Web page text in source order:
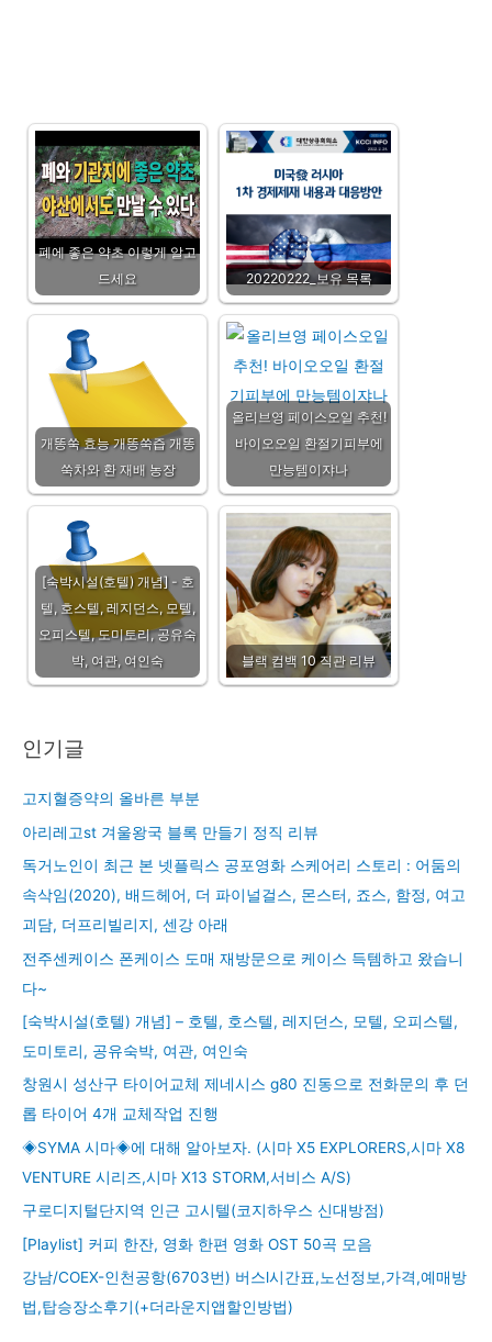
폐에 좋은 약초 이렇게 알고
드세요
20220222_보유 목록
개똥쑥 효능 개똥쑥즙 개똥
쑥차와 환 재배 농장
올리브영 페이스오일 추천!
바이오오일 환절기피부에
만능템이쟈나
[숙박시설(호텔) 개념] - 호
텔, 호스텔, 레지던스, 모텔,
오피스텔, 도미토리, 공유숙
박, 여관, 여인숙
블랙 컴백 10 직관 리뷰
인기글
고지혈증약의 올바른 부분
아리레고st 겨울왕국 블록 만들기 정직 리뷰
독거노인이 최근 본 넷플릭스 공포영화 스케어리 스토리 : 어둠의
속삭임(2020), 배드헤어, 더 파이널걸스, 몬스터, 죠스, 함정, 여고
괴담, 더프리빌리지, 센강 아래
전주센케이스 폰케이스 도매 재방문으로 케이스 득템하고 왔습니
다~
[숙박시설(호텔) 개념] – 호텔, 호스텔, 레지던스, 모텔, 오피스텔,
도미토리, 공유숙박, 여관, 여인숙
창원시 성산구 타이어교체 제네시스 g80 진동으로 전화문의 후 던
롭 타이어 4개 교체작업 진행
◈SYMA 시마◈에 대해 알아보자. (시마 X5 EXPLORERS,시마 X8
VENTURE 시리즈,시마 X13 STORM,서비스 A/S)
구로디지털단지역 인근 고시텔(코지하우스 신대방점)
[Playlist] 커피 한잔, 영화 한편 영화 OST 50곡 모음
강남/COEX-인천공항(6703번) 버스l시간표,노선정보,가격,예매방
법,탑승장소후기(+더라운지앱할인방법)